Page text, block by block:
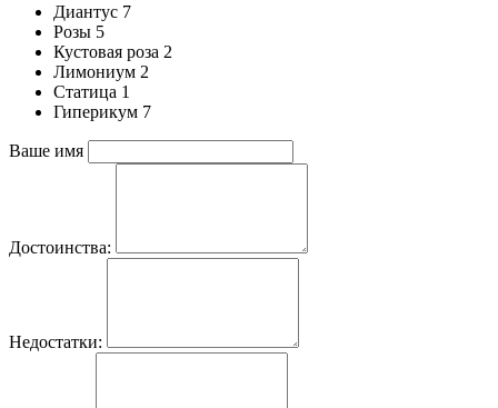
Диантус 7
Розы 5
Кустовая роза 2
Лимониум 2
Статица 1
Гиперикум 7
Ваше имя
Достоинства:
Недостатки: